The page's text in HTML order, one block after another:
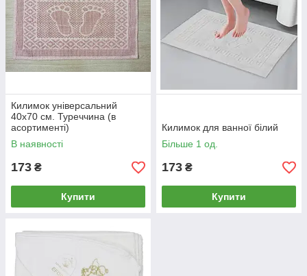
Килимок універсальний
40х70 см. Туреччина (в
асортименті)
В наявності
173 ₴
Купити
Килимок для ванної білий
Більше 1 од.
173 ₴
Купити